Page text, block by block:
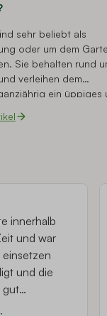
sehr beliebt als
oder um dem
Sie behalten rund
verleihen dem
ein üppiges
der
innerhalb
und war
einsetzen
und die
gut